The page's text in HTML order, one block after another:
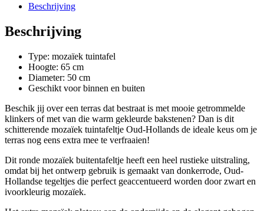
Beschrijving
Beschrijving
Type: mozaïek tuintafel
Hoogte: 65 cm
Diameter: 50 cm
Geschikt voor binnen en buiten
Beschik jij over een terras dat bestraat is met mooie getrommelde
klinkers of met van die warm gekleurde bakstenen? Dan is dit
schitterende mozaïek tuintafeltje Oud-Hollands de ideale keus om je
terras nog eens extra mee te verfraaien!
Dit ronde mozaïek buitentafeltje heeft een heel rustieke uitstraling,
omdat bij het ontwerp gebruik is gemaakt van donkerrode, Oud-
Hollandse tegeltjes die perfect geaccentueerd worden door zwart en
ivoorkleurig mozaïek.